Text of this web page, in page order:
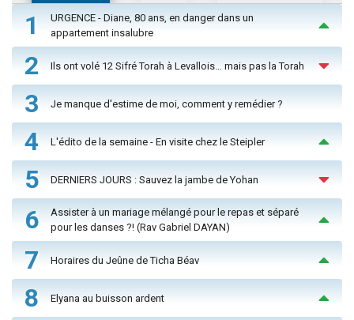
1
URGENCE - Diane, 80 ans, en danger dans un
appartement insalubre
2 Ils ont volé 12 Sifré Torah à Levallois… mais pas la Torah
3 Je manque d'estime de moi, comment y remédier ?
4 L'édito de la semaine - En visite chez le Steipler
5 DERNIERS JOURS : Sauvez la jambe de Yohan
6
Assister à un mariage mélangé pour le repas et séparé
pour les danses ?! (Rav Gabriel DAYAN)
7 Horaires du Jeûne de Ticha Béav
8 Elyana au buisson ardent